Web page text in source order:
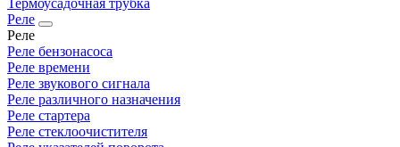
Термоусадочная трубка
Реле
Реле
Реле бензонасоса
Реле времени
Реле звукового сигнала
Реле различного назначения
Реле стартера
Реле стеклоочистителя